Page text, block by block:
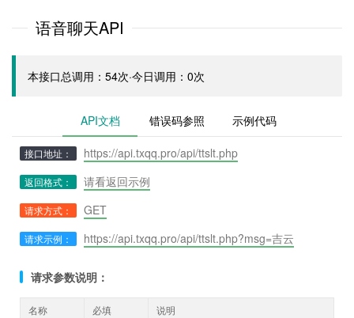
语音聊天API
本接口总调用：54次·今日调用：0次
API文档 错误码参照 示例代码
接口地址： https://api.txqq.pro/api/ttslt.php
返回格式： 请看返回示例
请求方式： GET
请求示例： https://api.txqq.pro/api/ttslt.php?msg=吉云
请求参数说明：
名称 必填
说明